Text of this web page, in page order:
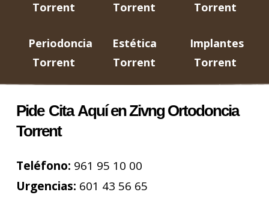
Torrent
Torrent
Torrent
Periodoncia
Torrent
Estética
Torrent
Implantes
Torrent
Pide CitaAquí en Zivng Ortodoncia
Torrent
Teléfono: 961 95 10 00
Urgencias: 601 43 56 65